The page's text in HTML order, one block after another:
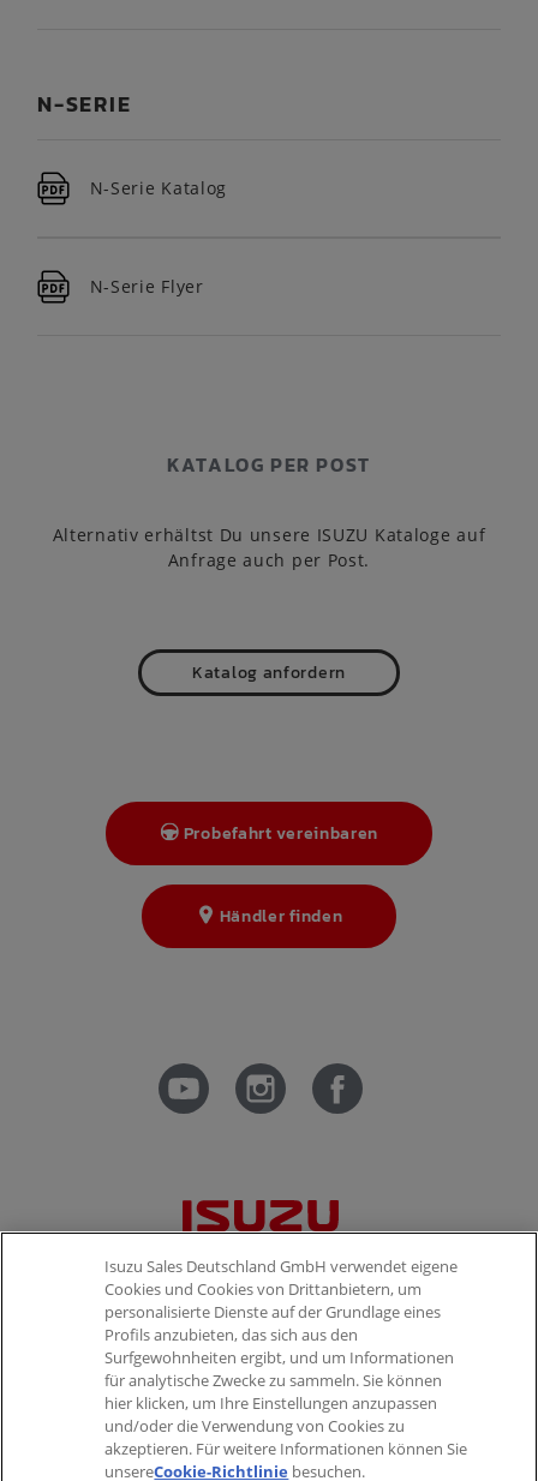
N-SERIE
N-Serie Katalog
N-Serie Flyer
KATALOG PER POST
Alternativ erhältst Du unsere ISUZU Kataloge auf
Anfrage auch per Post.
Katalog anfordern
Probefahrt vereinbaren
Händler finden
UNTERNEHMEN
Über ISUZU
Kontakt
Isuzu Sales Deutschland GmbH verwendet eigene
Cookies und Cookies von Drittanbietern, um
personalisierte Dienste auf der Grundlage eines
Profils anzubieten, das sich aus den
Surfgewohnheiten ergibt, und um Informationen
für analytische Zwecke zu sammeln. Sie können
hier klicken, um Ihre Einstellungen anzupassen
und/oder die Verwendung von Cookies zu
akzeptieren. Für weitere Informationen können Sie
unsereCookie-Richtlinie besuchen.